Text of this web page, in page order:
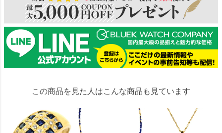
この商品を見た人はこんな商品も見ています